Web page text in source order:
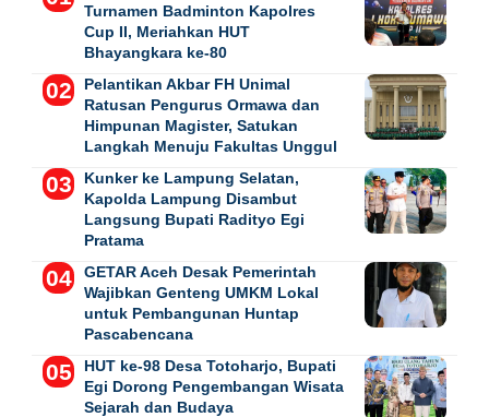
Turnamen Badminton Kapolres
Cup II, Meriahkan HUT
Bhayangkara ke-80
Pelantikan Akbar FH Unimal
Ratusan Pengurus Ormawa dan
Himpunan Magister, Satukan
Langkah Menuju Fakultas Unggul
Kunker ke Lampung Selatan,
Kapolda Lampung Disambut
Langsung Bupati Radityo Egi
Pratama
GETAR Aceh Desak Pemerintah
Wajibkan Genteng UMKM Lokal
untuk Pembangunan Huntap
Pascabencana
HUT ke-98 Desa Totoharjo, Bupati
Egi Dorong Pengembangan Wisata
Sejarah dan Budaya